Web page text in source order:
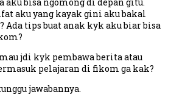
aku yang kayak gini aku bakal
Ada tips buat anak kyk aku biar bisa
jdi kyk pembawa berita atau
pelajaran di fikom ga kak?
jawabannya.